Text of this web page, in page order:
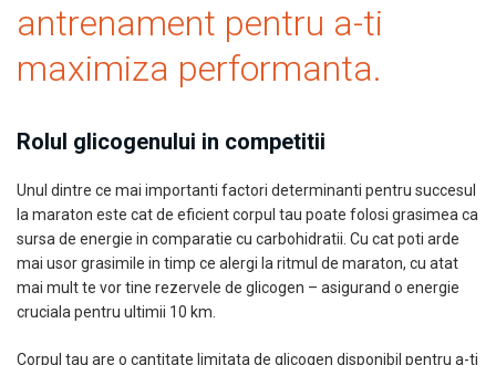
antrenament pentru a-ti
maximiza performanta.
Rolul glicogenului in competitii
Unul dintre ce mai importanti factori determinanti pentru succesul
la maraton este cat de eficient corpul tau poate folosi grasimea ca
sursa de energie in comparatie cu carbohidratii. Cu cat poti arde
mai usor grasimile in timp ce alergi la ritmul de maraton, cu atat
mai mult te vor tine rezervele de glicogen – asigurand o energie
cruciala pentru ultimii 10 km.
Corpul tau are o cantitate limitata de glicogen disponibil pentru a-ti